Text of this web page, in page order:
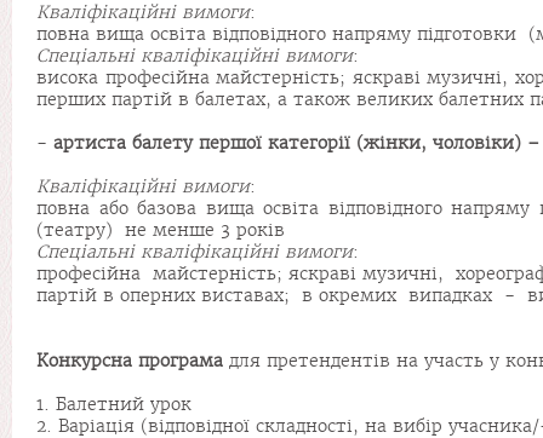
Кваліфікаційні вимоги:
повна вища освіта відповідного напряму
Спеціальні кваліфікаційні вимоги:
висока професійна майстерність; яскраві музичні,
перших партій в балетах, а також великих балетних
- артиста балету першої категорії (жінки, чоловіки)
Кваліфікаційні вимоги:
повна або базова вища освіта відповідного
(театру) не менше 3 років
Спеціальні кваліфікаційні вимоги:
професійна майстерність; яскраві музичні,
партій в оперних виставах; в окремих випадках -
Конкурсна програма для претендентів на участь у
1. Балетний урок
2. Варіація (відповідної складності, на вибір